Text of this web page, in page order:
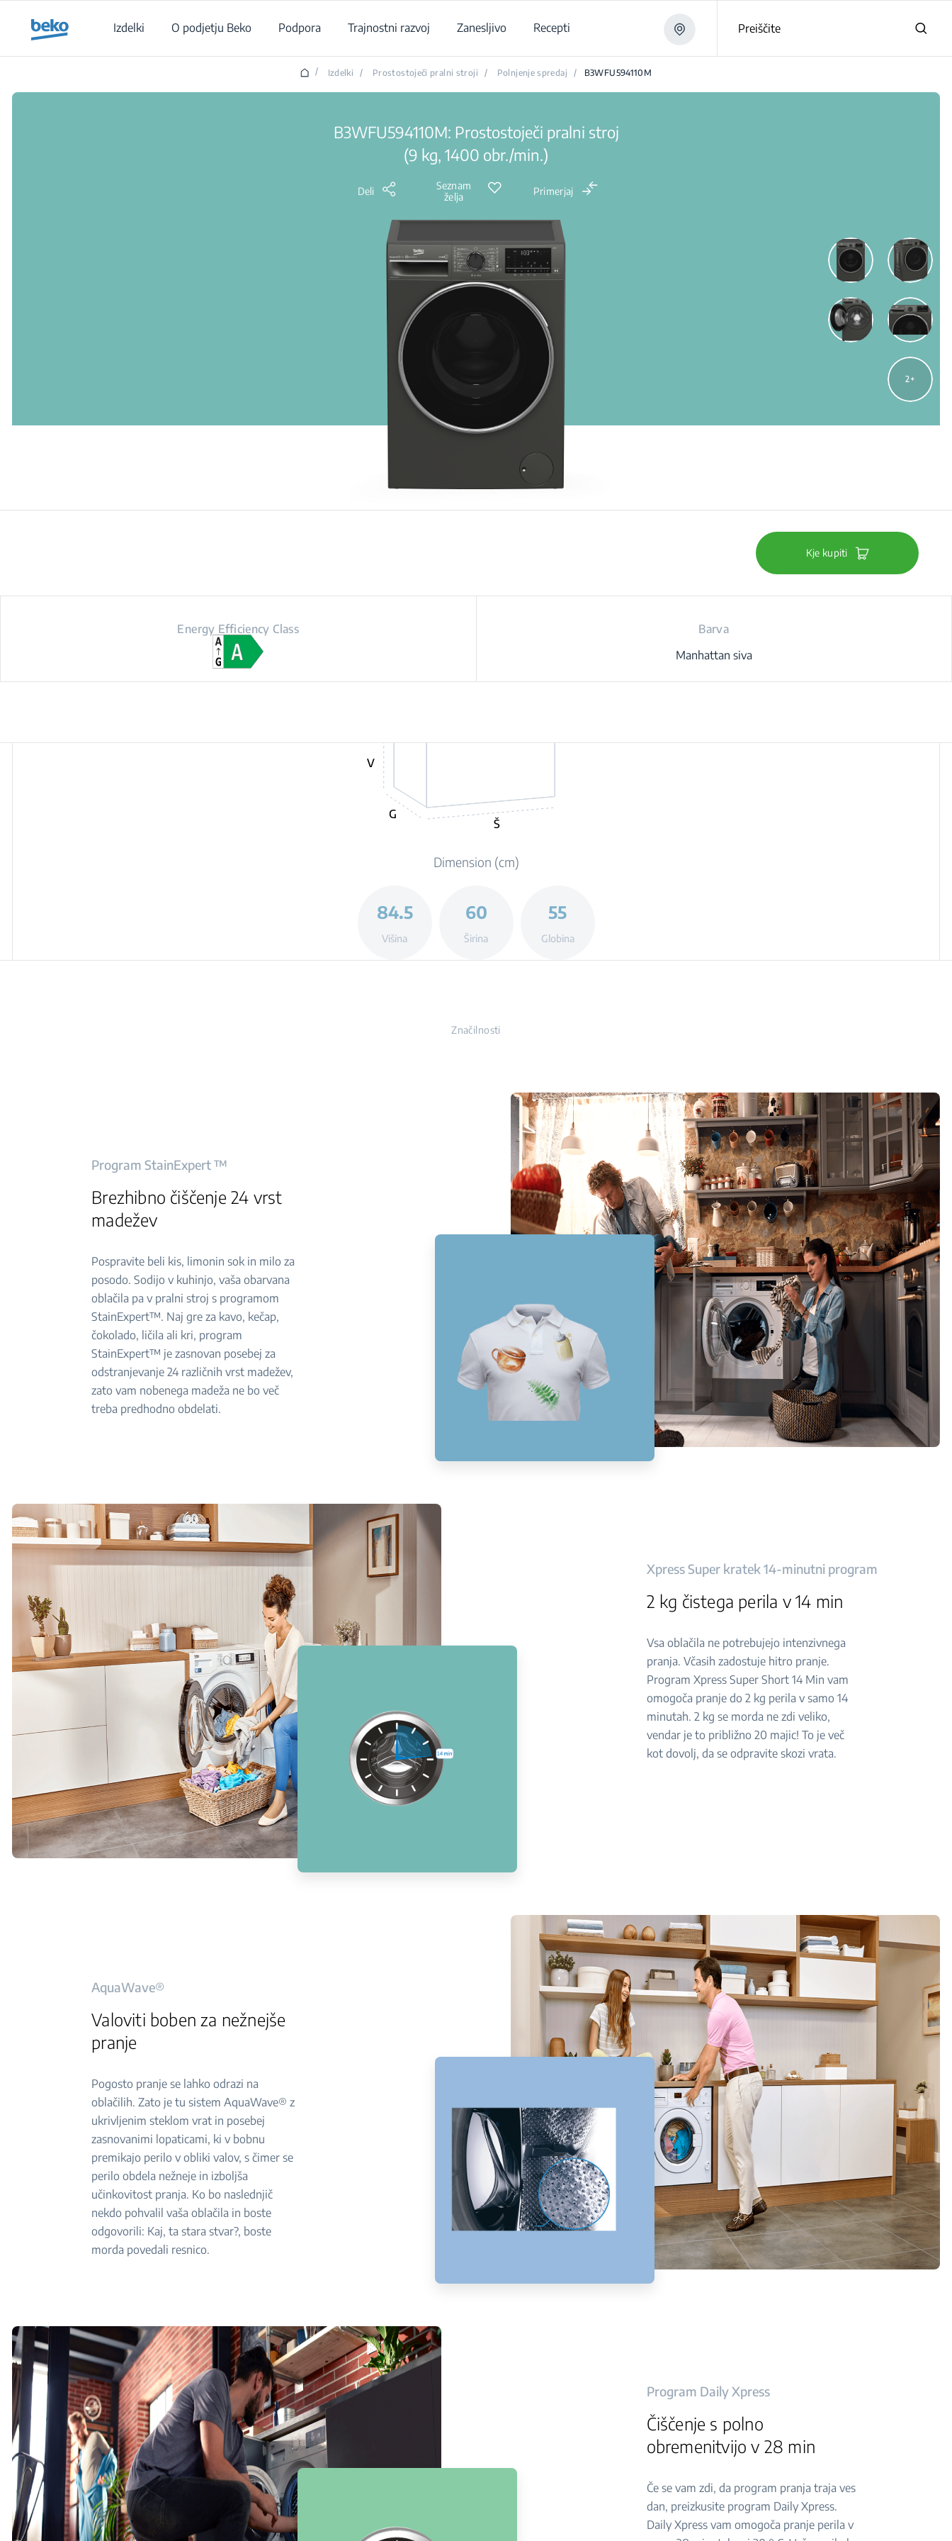
Izdelki
O podjetju Beko Podpora Trajnostni razvoj Zanesljivo Recepti Preiščite
/ Izdelki / Prostostoječi pralni stroji / Polnjenje spredaj / B3WFU594110M
B3WFU594110M: Prostostoječi pralni stroj
(9 kg, 1400 obr./min.)
Deli
Seznam
želja
Primerjaj
2
Kje kupiti
Energy Efficiency Class
Barva
Manhattan siva
V
G
Š
Dimension (cm)
84.5
Višina
60
Širina
55
Globina
Značilnosti
Program StainExpert ™
Brezhibno čiščenje 24 vrst
madežev
Pospravite beli kis, limonin sok in milo za
posodo. Sodijo v kuhinjo, vaša obarvana
oblačila pa v pralni stroj s programom
StainExpert™. Naj gre za kavo, kečap,
čokolado, ličila ali kri, program
StainExpert™ je zasnovan posebej za
odstranjevanje 24 različnih vrst madežev,
zato vam nobenega madeža ne bo več
treba predhodno obdelati.
Xpress Super kratek 14-minutni program
2 kg čistega perila v 14 min
Vsa oblačila ne potrebujejo intenzivnega
pranja. Včasih zadostuje hitro pranje.
Program Xpress Super Short 14 Min vam
omogoča pranje do 2 kg perila v samo 14
minutah. 2 kg se morda ne zdi veliko,
vendar je to približno 20 majic! To je več
kot dovolj, da se odpravite skozi vrata.
AquaWave®
Valoviti boben za nežnejše
pranje
Pogosto pranje se lahko odrazi na
oblačilih. Zato je tu sistem AquaWave® z
ukrivljenim steklom vrat in posebej
zasnovanimi lopaticami, ki v bobnu
premikajo perilo v obliki valov, s čimer se
perilo obdela nežneje in izboljša
učinkovitost pranja. Ko bo naslednjič
nekdo pohvalil vaša oblačila in boste
odgovorili: Kaj, ta stara stvar?, boste
morda povedali resnico.
Program Daily Xpress
Čiščenje s polno
obremenitvijo v 28 min
Če se vam zdi, da program pranja traja ves
dan, preizkusite program Daily Xpress.
Daily Xpress vam omogoča pranje perila v